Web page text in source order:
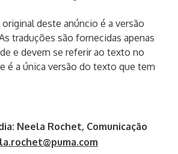
deste anúncio é a versão
traduções são fornecidas apenas
e devem se referir ao texto no
é a única versão do texto que tem
Neela Rochet, Comunicação